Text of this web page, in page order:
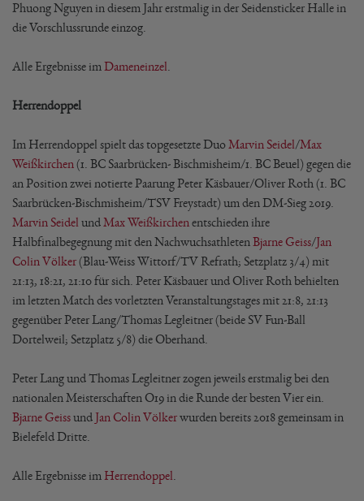
Phuong Nguyen in diesem Jahr erstmalig in der Seidensticker Halle in
die Vorschlussrunde einzog.
Alle Ergebnisse im Dameneinzel
Herrendoppel
Im Herrendoppel spielt das topgesetzte DuoMarvin Seidel/Max
Weißkirchen (1. BC Saarbrücken- Bischmisheim/1. BC Beuel) gegen die
an Position zwei notierte Paarung Peter Käsbauer/Oliver Roth (1. BC
Saarbrücken-Bischmisheim/TSV Freystadt) um den DM-Sieg 2019.
Marvin Seidel undMax Weißkirchen entschieden ihre
Halbfinalbegegnung mit den Nachwuchsathleten Bjarne Geiss/Jan
Colin Völker(Blau-Weiss Wittorf/TV Refrath; Setzplatz 3/4) mit
21:13, 18:21, 21:10 für sich. Peter Käsbauer und Oliver Roth behielten
im letzten Match des vorletzten Veranstaltungstages mit 21:8, 21:13
gegenüber Peter Lang/Thomas Legleitner (beide SV Fun-Ball
Dortelweil; Setzplatz 5/8) die Oberhand.
Peter Lang und Thomas Legleitner zogen jeweils erstmalig bei den
nationalen Meisterschaften O19 in die Runde der besten Vier ein.
Bjarne Geissund Jan Colin Völkerwurden bereits 2018 gemeinsam in
Bielefeld Dritte.
Alle Ergebnisse im Herrendoppel